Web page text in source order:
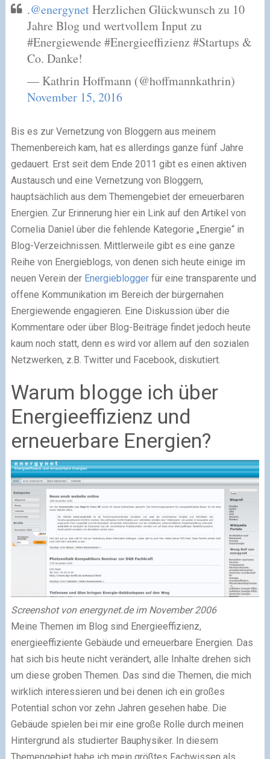
.@energynetHerzlichen Glückwunsch zu 10
Jahre Blog und wertvollem Input zu
#Energiewende #Energieeffizienz #Startups &
Co. Danke!
— Kathrin Hoffmann (@hoffmannkathrin)
November 15, 2016
Bis es zur Vernetzung von Bloggern aus meinem
Themenbereich kam, hat es allerdings ganze fünf Jahre
gedauert. Erst seit dem Ende 2011 gibt es einen aktiven
Austausch und eine Vernetzung von Bloggern,
hauptsächlich aus dem Themengebiet der erneuerbaren
Energien. Zur Erinnerung hier ein Link auf den Artikel von
Cornelia Daniel über die fehlende Kategorie „Energie“ in
Blog-Verzeichnissen. Mittlerweile gibt es eine ganze
Reihe von Energieblogs, von denen sich heute einige im
neuen Verein der Energiebloggerfür eine transparente und
offene Kommunikation im Bereich der bürgernahen
Energiewende engagieren. Eine Diskussion über die
Kommentare oder über Blog-Beiträge findet jedoch heute
kaum noch statt, denn es wird vor allem auf den sozialen
Netzwerken, z.B. Twitter und Facebook, diskutiert.
Warum blogge ich über
Energieeffizienz und
erneuerbare Energien?
Screenshot von energynet.de im November 2006
Meine Themen im Blog sind Energieeffizienz,
energieeffiziente Gebäude und erneuerbare Energien. Das
hat sich bis heute nicht verändert, alle Inhalte drehen sich
um diese groben Themen. Das sind die Themen, die mich
wirklich interessieren und bei denen ich ein großes
Potential schon vor zehn Jahren gesehen habe. Die
Gebäude spielen bei mir eine große Rolle durch meinen
Hintergrund als studierter Bauphysiker. In diesem